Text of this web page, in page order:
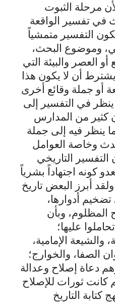
مرحلة الثبوت
في تفسير الواقعة
التفسير متمشياً
وموضوع البحث،
العصر والبيئة التي
أن لا يكون هذا
أو جملة وقائع أخرى
ينظر في التفسير إلى
كثير من المدارس
ينظر فيه إلى جملة
وخاصة العوامل
التفسير التاريخي
كونه اجتهاداً بشرياً
أبرز البعض تاريخ
أدوارها،
المظلوم، وبأن
عليها؛
والشيعة الإمامية،
الصفا، والخوارج؛
دعاة إصلاح وعدالة
كانت ثورات للإصلاح
كتابة التاريخ